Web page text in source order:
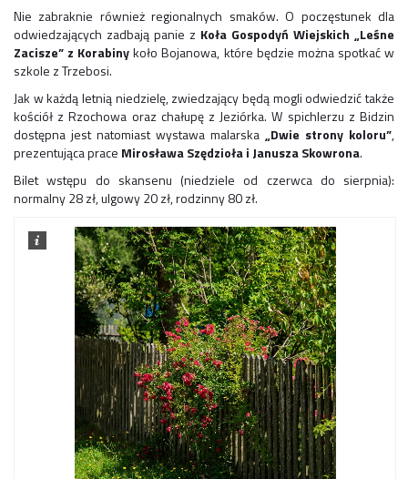
Nie zabraknie również regionalnych smaków. O poczęstunek dla
odwiedzających zadbają panie z Koła Gospodyń Wiejskich „Leśne
Zacisze” z Korabinykoło Bojanowa, które będzie można spotkać w
szkole z Trzebosi.
Jak w każdą letnią niedzielę, zwiedzający będą mogli odwiedzić także
kościół z Rzochowa oraz chałupę z Jeziórka. W spichlerzu z Bidzin
dostępna jest natomiast wystawa malarska „Dwie strony koloru”,
prezentująca prace Mirosława Szędzioła i Janusza Skowrona.
Bilet wstępu do skansenu (niedziele od czerwca do sierpnia):
normalny 28 zł, ulgowy 20 zł, rodzinny 80 zł.